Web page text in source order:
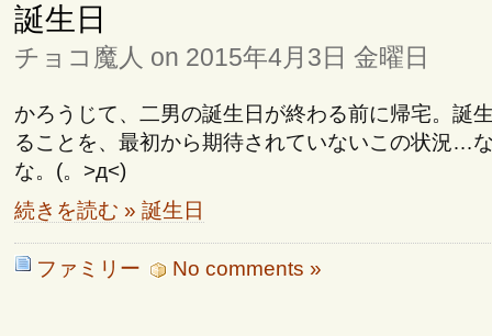
誕生日
チョコ魔人 on 2015年4月3日 金曜日
かろうじて、二男の誕生日が終わる前に帰宅。誕
ることを、最初から期待されていないこの状況…
な。(。>д<)
続きを読む » 誕生日
ファミリー No comments »